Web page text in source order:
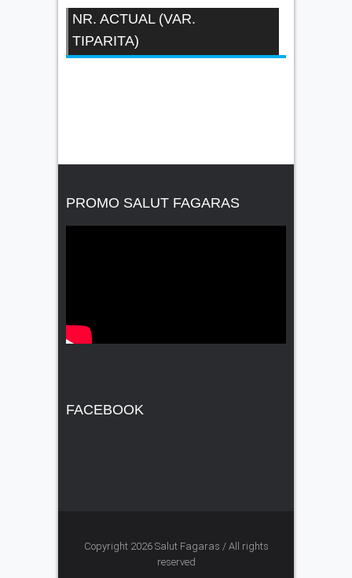
NR. ACTUAL (VAR.
TIPARITA)
PROMO SALUT FAGARAS
FACEBOOK
Copyright 2026 Salut Fagaras / All rights
reserved